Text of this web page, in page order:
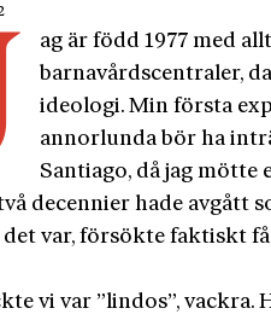
ag är född 1977 med
barnavårdscentraler,
ideologi. Min första
annorlunda bör ha
Santiago, då jag
decennier hade avgått
var, försökte faktiskt
vi var ”lindos”, vackra.